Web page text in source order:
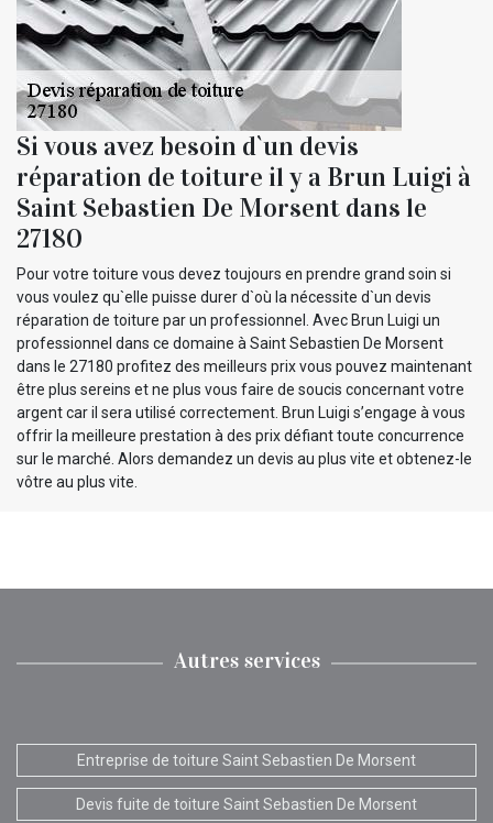
Si vous avez besoin d`un devis
réparation de toiture il y a Brun Luigi à
Saint Sebastien De Morsent dans le
27180
Pour votre toiture vous devez toujours en prendre grand soin si
vous voulez qu`elle puisse durer d`où la nécessite d`un devis
réparation de toiture par un professionnel. Avec Brun Luigi un
professionnel dans ce domaine à Saint Sebastien De Morsent
dans le 27180 profitez des meilleurs prix vous pouvez maintenant
être plus sereins et ne plus vous faire de soucis concernant votre
argent car il sera utilisé correctement. Brun Luigi s’engage à vous
offrir la meilleure prestation à des prix défiant toute concurrence
sur le marché. Alors demandez un devis au plus vite et obtenez-le
vôtre au plus vite.
Autres services
Entreprise de toiture Saint Sebastien De Morsent
Devis fuite de toiture Saint Sebastien De Morsent